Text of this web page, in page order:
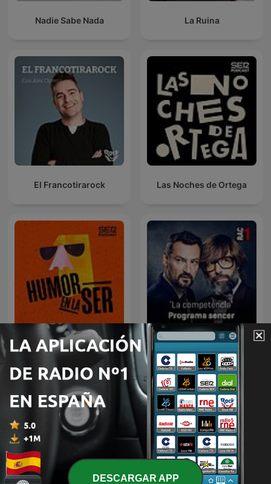
Nadie Sabe Nada La Ruina
El Francotirarock Las Noches de Ortega
Humor en la Cadena SER
La competència -
Programa sencer
DESCARGAR APP